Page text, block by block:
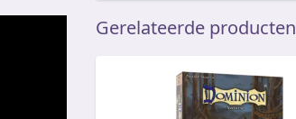
Gerelateerde producten